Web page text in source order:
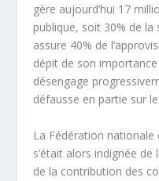
gère aujourd’hui 17
publique, soit 30% de
assure 40% de
dépit de son importance
désengage
défausse en partie sur
La Fédération
s’était alors indignée
de la contribution des